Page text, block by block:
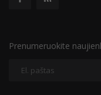
Prenumeruokite